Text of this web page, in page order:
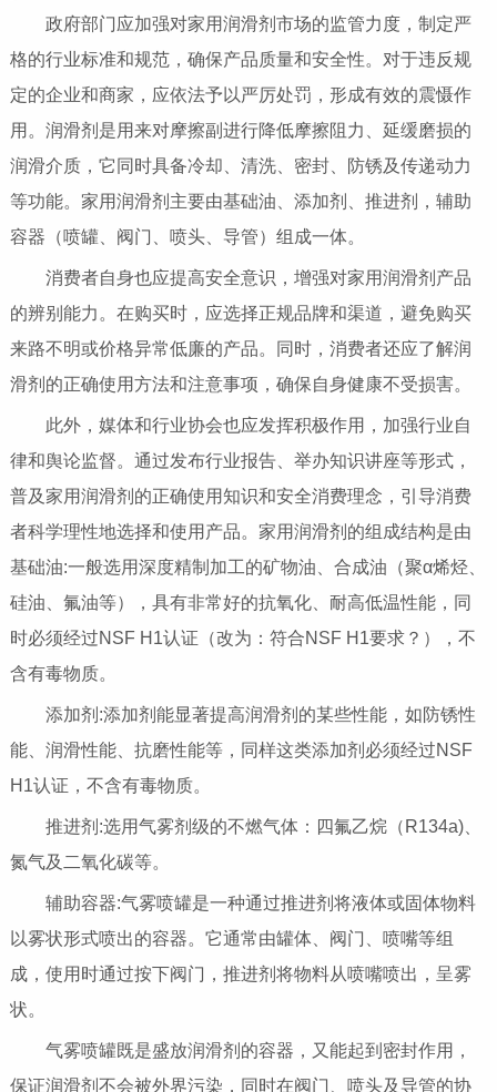
政府部门应加强对家用润滑剂市场的监管力度，制定严
格的行业标准和规范，确保产品质量和安全性。对于违反规
定的企业和商家，应依法予以严厉处罚，形成有效的震慑作
用。润滑剂是用来对摩擦副进行降低摩擦阻力、延缓磨损的
润滑介质，它同时具备冷却、清洗、密封、防锈及传递动力
等功能。家用润滑剂主要由基础油、添加剂、推进剂，辅助
容器（喷罐、阀门、喷头、导管）组成一体。
消费者自身也应提高安全意识，增强对家用润滑剂产品
的辨别能力。在购买时，应选择正规品牌和渠道，避免购买
来路不明或价格异常低廉的产品。同时，消费者还应了解润
滑剂的正确使用方法和注意事项，确保自身健康不受损害。
此外，媒体和行业协会也应发挥积极作用，加强行业自
律和舆论监督。通过发布行业报告、举办知识讲座等形式，
普及家用润滑剂的正确使用知识和安全消费理念，引导消费
者科学理性地选择和使用产品。家用润滑剂的组成结构是由
基础油:一般选用深度精制加工的矿物油、合成油（聚α烯烃、
硅油、氟油等），具有非常好的抗氧化、耐高低温性能，同
时必须经过NSF H1认证（改为：符合NSF H1要求？），不
含有毒物质。
添加剂:添加剂能显著提高润滑剂的某些性能，如防锈性
能、润滑性能、抗磨性能等，同样这类添加剂必须经过NSF
H1认证，不含有毒物质。
推进剂:选用气雾剂级的不燃气体：四氟乙烷（R134a)、
氮气及二氧化碳等。
辅助容器:气雾喷罐是一种通过推进剂将液体或固体物料
以雾状形式喷出的容器。它通常由罐体、阀门、喷嘴等组
成，使用时通过按下阀门，推进剂将物料从喷嘴喷出，呈雾
状。
气雾喷罐既是盛放润滑剂的容器，又能起到密封作用，
保证润滑剂不会被外界污染，同时在阀门、喷头及导管的协